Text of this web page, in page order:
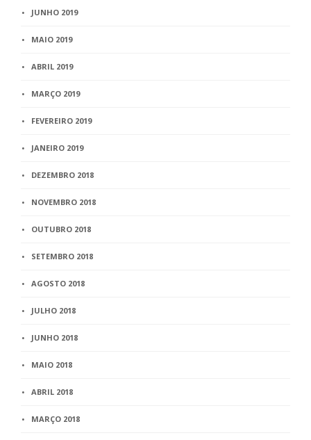
JUNHO 2019
MAIO 2019
ABRIL 2019
MARÇO 2019
FEVEREIRO 2019
JANEIRO 2019
DEZEMBRO 2018
NOVEMBRO 2018
OUTUBRO 2018
SETEMBRO 2018
AGOSTO 2018
JULHO 2018
JUNHO 2018
MAIO 2018
ABRIL 2018
MARÇO 2018